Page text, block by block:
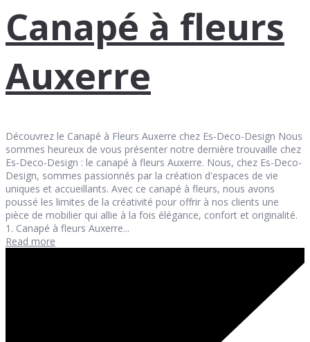
Canapé à fleurs
Auxerre
Découvrez le Canapé à Fleurs Auxerre chez Es-Deco-Design Nous
sommes heureux de vous présenter notre dernière trouvaille chez
Es-Deco-Design : le canapé à fleurs Auxerre. Nous, chez Es-Deco-
Design, sommes passionnés par la création d'espaces de vie
uniques et accueillants. Avec ce canapé à fleurs, nous avons
poussé les limites de la créativité pour offrir à nos clients une
pièce de mobilier qui allie à la fois élégance, confort et originalité.
1. Canapé à fleurs Auxerre...
Read more